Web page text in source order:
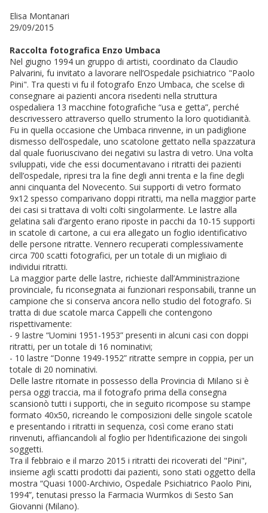
Elisa Montanari
29/09/2015
Raccolta fotografica Enzo Umbaca
Nel giugno 1994 un gruppo di artisti, coordinato da Claudio
Palvarini, fu invitato a lavorare nell’Ospedale psichiatrico "Paolo
Pini". Tra questi vi fu il fotografo Enzo Umbaca, che scelse di
consegnare ai pazienti ancora risedenti nella struttura
ospedaliera 13 macchine fotografiche “usa e getta”, perché
descrivessero attraverso quello strumento la loro quotidianità.
Fu in quella occasione che Umbaca rinvenne, in un padiglione
dismesso dell’ospedale, uno scatolone gettato nella spazzatura
dal quale fuoriuscivano dei negativi su lastra di vetro. Una volta
sviluppati, vide che essi documentavano i ritratti dei pazienti
dell’ospedale, ripresi tra la fine degli anni trenta e la fine degli
anni cinquanta del Novecento. Sui supporti di vetro formato
9x12 spesso comparivano doppi ritratti, ma nella maggior parte
dei casi si trattava di volti colti singolarmente. Le lastre alla
gelatina sali d’argento erano riposte in pacchi da 10-15 supporti
in scatole di cartone, a cui era allegato un foglio identificativo
delle persone ritratte. Vennero recuperati complessivamente
circa 700 scatti fotografici, per un totale di un migliaio di
individui ritratti.
La maggior parte delle lastre, richieste dall’Amministrazione
provinciale, fu riconsegnata ai funzionari responsabili, tranne un
campione che si conserva ancora nello studio del fotografo. Si
tratta di due scatole marca Cappelli che contengono
rispettivamente:
- 9 lastre “Uomini 1951-1953” presenti in alcuni casi con doppi
ritratti, per un totale di 16 nominativi;
- 10 lastre “Donne 1949-1952” ritratte sempre in coppia, per un
totale di 20 nominativi.
Delle lastre ritornate in possesso della Provincia di Milano si è
persa oggi traccia, ma il fotografo prima della consegna
scansionò tutti i supporti, che in seguito ricompose su stampe
formato 40x50, ricreando le composizioni delle singole scatole
e presentando i ritratti in sequenza, così come erano stati
rinvenuti, affiancandoli al foglio per l’identificazione dei singoli
soggetti.
Tra il febbraio e il marzo 2015 i ritratti dei ricoverati del "Pini",
insieme agli scatti prodotti dai pazienti, sono stati oggetto della
mostra “Quasi 1000-Archivio, Ospedale Psichiatrico Paolo Pini,
1994”, tenutasi presso la Farmacia Wurmkos di Sesto San
Giovanni (Milano).